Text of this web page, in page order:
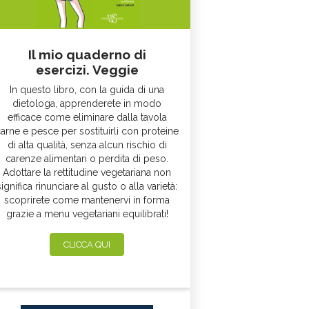
Il mio quaderno di
esercizi. Veggie
In questo libro, con la guida di una
dietologa, apprenderete in modo
efficace come eliminare dalla tavola
e pesce per sostituirli con proteine
di alta qualità, senza alcun rischio di
carenze alimentari o perdita di peso.
Adottare la rettitudine vegetariana non
rinunciare al gusto o alla varietà:
scoprirete come mantenervi in forma
grazie a menu vegetariani equilibrati!
CLICCA QUI